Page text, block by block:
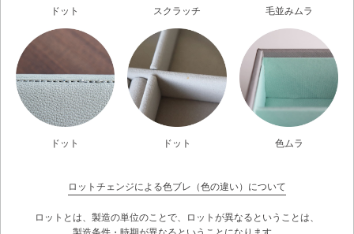
ドット スクラッチ 毛並みムラ
ドット ドット 色ムラ
ロットチェンジによる色ブレ（色の違い）について
ロットとは、製造の単位のことで、ロットが異なるということは、